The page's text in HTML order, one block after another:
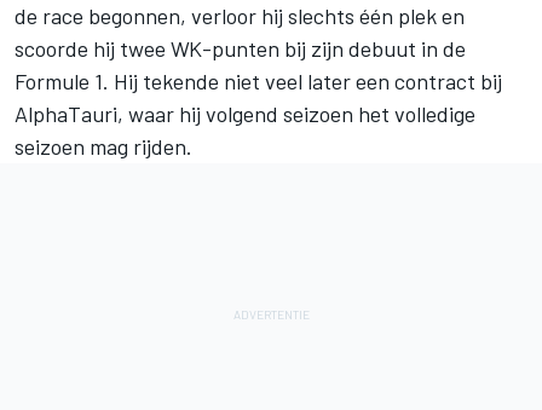
de race begonnen, verloor hij slechts één plek en
scoorde hij twee WK-punten bij zijn debuut in de
Formule 1. Hij tekende niet veel later een contract bij
AlphaTauri, waar hij volgend seizoen het volledige
seizoen mag rijden.